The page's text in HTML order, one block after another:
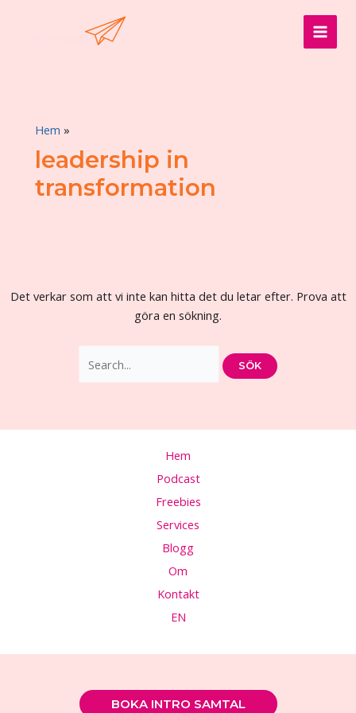
Hem
leadership in
transformation
Det verkar som att vi inte kan hitta det du letar efter. Prova att
göra en sökning.
efter:
Hem
Podcast
Freebies
Services
Blogg
Om
Kontakt
EN
BOKA INTRO SAMTAL